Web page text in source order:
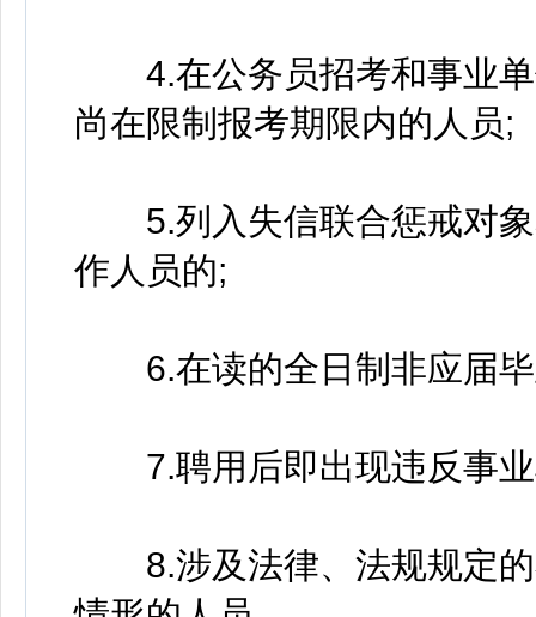
4.在公务员招考和事业单
尚在限制报考期限内的人员;
5.列入失信联合惩戒对象
作人员的;
6.在读的全日制非应届毕
7.聘用后即出现违反事业
8.涉及法律、法规规定的